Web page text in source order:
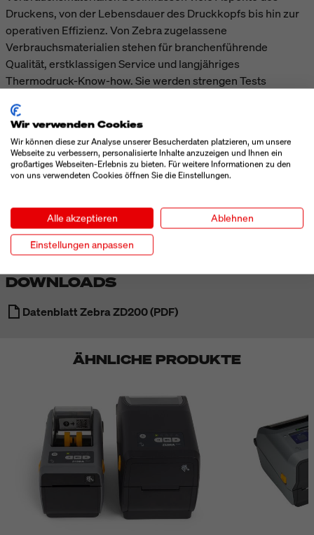
Druckens, von der Lebensdauer des Druckkopfs bis hin zur
operativen Effizienz. Von Zebra zugelassene
Verbrauchsmaterialien stehen für branchenführende
Qualität, erstklassigen Service und langjähriges
Thermodruck-Know-how. Sie werden strengen Tests
Druckers zu gewährleisten.
TECHNISCHE DATEN
MEHR ANZEIGEN
DOWNLOADS
Datenblatt Zebra ZD200 (PDF)
ÄHNLICHE PRODUKTE
Wir verwenden Cookies
Wir können diese zur Analyse unserer Besucherdaten platzieren, um unsere
Webseite zu verbessern, personalisierte Inhalte anzuzeigen und Ihnen ein
großartiges Webseiten-Erlebnis zu bieten. Für weitere Informationen zu den
von uns verwendeten Cookies öffnen Sie die Einstellungen.
Alle akzeptieren Ablehnen
Einstellungen anpassen